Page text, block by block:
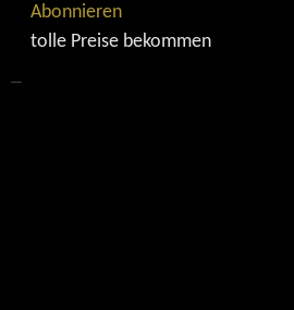
Abonnieren
tolle Preise bekommen